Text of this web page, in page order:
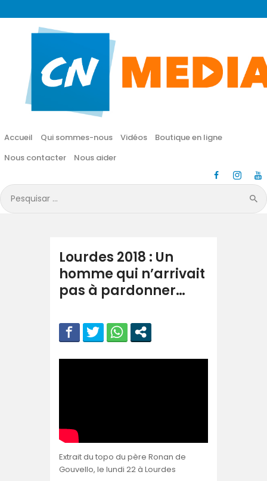
Accueil Qui sommes-nous Vidéos
Boutique en ligne
Nous contacter
Nous aider
Pesquisar
por:
CN MÉDIA
Une vie nouvelle en JESUS !
Accueil
Vidéos
Boutique en ligne
Nous aider
Lourdes 2018 : Un
homme qui n’arrivait
pas à pardonner…
Extrait du topo du père Ronan de
Gouvello, le lundi 22 à Lourdes